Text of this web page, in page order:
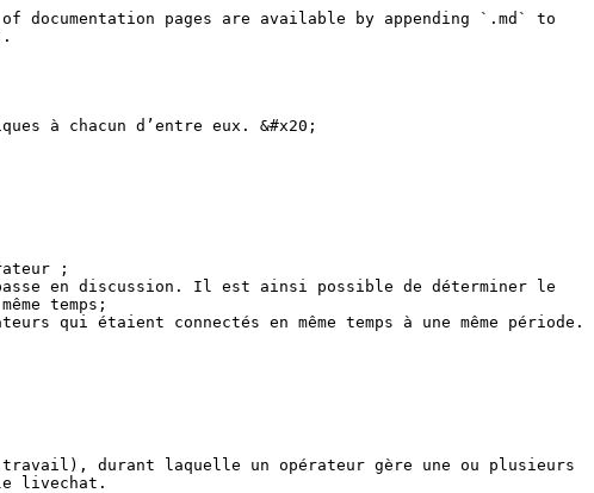
pages are available by appending `.md` to
à chacun d’entre eux. &#x20;
;
en discussion. Il est ainsi possible de déterminer le
temps;
qui étaient connectés en même temps à une même période.
travail), durant laquelle un opérateur gère une ou plusieurs
livechat.